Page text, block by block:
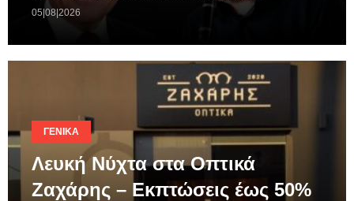
05|08|2026
ΓΕΝΙΚΆ
Λευκή Νύχτα στα Οπτικά
Ζαχάρης – Εκπτώσεις έως 50%